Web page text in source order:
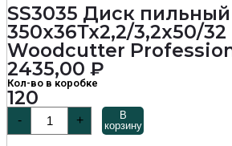
SS3035 Диск
350х36Тх2,2/3,2х50/
Woodcutter
2435,00 ₽
Кол-во в коробке
120
-
товара
SS3035
+
В
корзину